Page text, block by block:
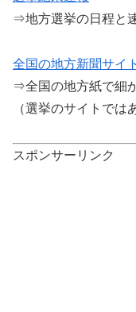
⇒地方選挙の日程と
全国の地方新聞サイ
⇒全国の地方紙で細
（選挙のサイトでは
スポンサーリンク